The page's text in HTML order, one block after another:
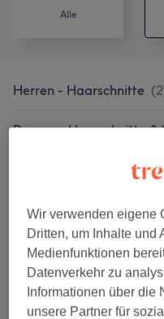
Alle
Herren - Haarschnitte (2
Damen - Haarschnitte &
Kinder - Haarschnitte &
Styling Zusatzwünsche (
Damen - Farbeservice (5
Herren - Farbe &
Wir verwenden eigene
Dritten, um Inhalte und
Medienfunktionen
Datenverkehr zu
Informationen über die
unsere Partner für